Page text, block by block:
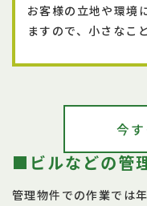
お客様の立地や環境
ますので、小さなこ
今
■ビルなどの管
管理物件での作業では